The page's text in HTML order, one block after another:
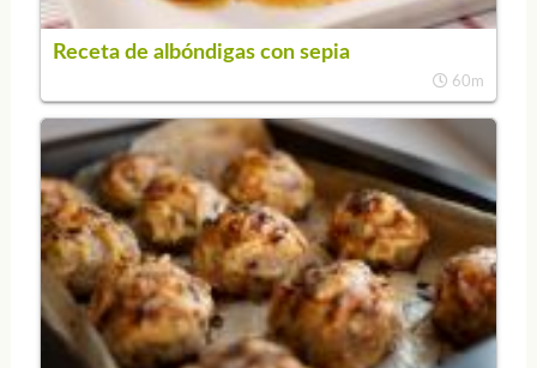
Receta de albóndigas con sepia
60m